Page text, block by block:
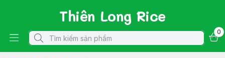
Thiên Long Rice
0